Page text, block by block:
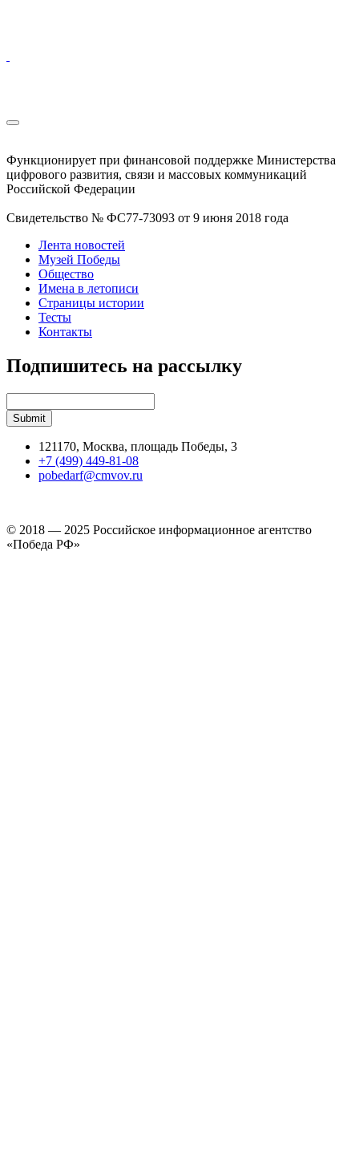
Функционирует при финансовой поддержке Министерства
цифрового развития, связи и массовых коммуникаций
Российской Федерации
Свидетельство № ФС77-73093 от 9 июня 2018 года
Лента новостей
Музей Победы
Общество
Имена в летописи
Страницы истории
Тесты
Контакты
Подпишитесь на рассылку
121170, Москва, площадь Победы, 3
+7 (499) 449-81-08
pobedarf@cmvov.ru
© 2018 — 2025 Российское информационное агентство
«Победа РФ»